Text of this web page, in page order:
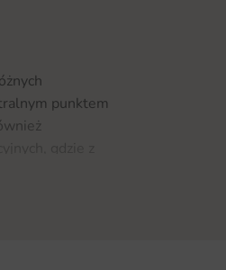
punktem
i zwierząt, ta